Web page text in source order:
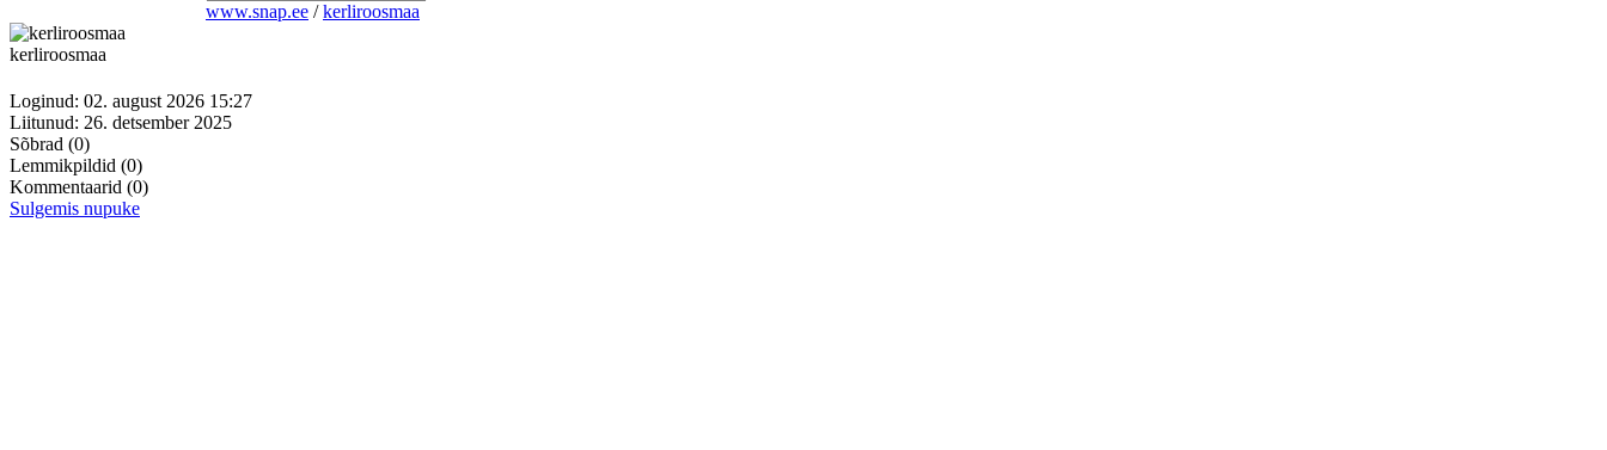
www.snap.ee / kerliroosmaa
kerliroosmaa
Loginud: 02. august 2026 15:27
Liitunud: 26. detsember 2025
Sõbrad (0)
Lemmikpildid (0)
Kommentaarid (0)
Sulgemis nupuke